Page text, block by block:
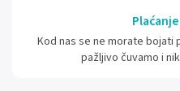
Kod nas se ne morate bojati
pažljivo čuvamo i